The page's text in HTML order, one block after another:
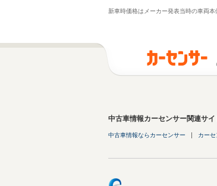
新車時価格はメーカー発表当時の車両
中古車情報カーセンサー関連サイ
中古車情報ならカーセンサー カー